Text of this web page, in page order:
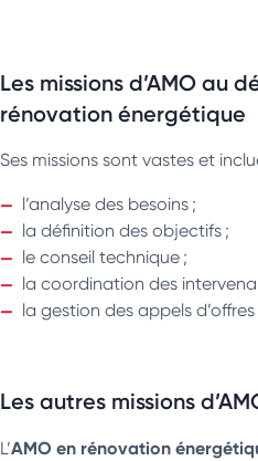
Les missions d’AMO au
rénovation énergétique
Ses missions sont vastes et
l’analyse des besoins ;
la définition des objectifs ;
le conseil technique ;
la coordination des
la gestion des appels
Les autres missions
L’AMO en rénovation